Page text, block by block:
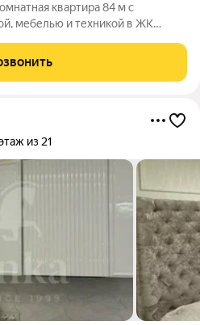
квартира 84 м с
мебелью и техникой в ЖК
на Москва Сити Потолки 3,2 м.
из 21